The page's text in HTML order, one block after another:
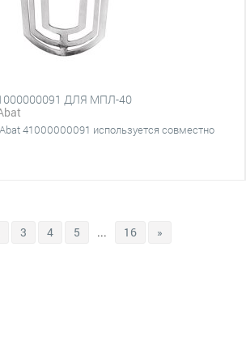
ДЛЯ МПЛ-40
41000000091 используется совместно
3 4 5 ... 16 »